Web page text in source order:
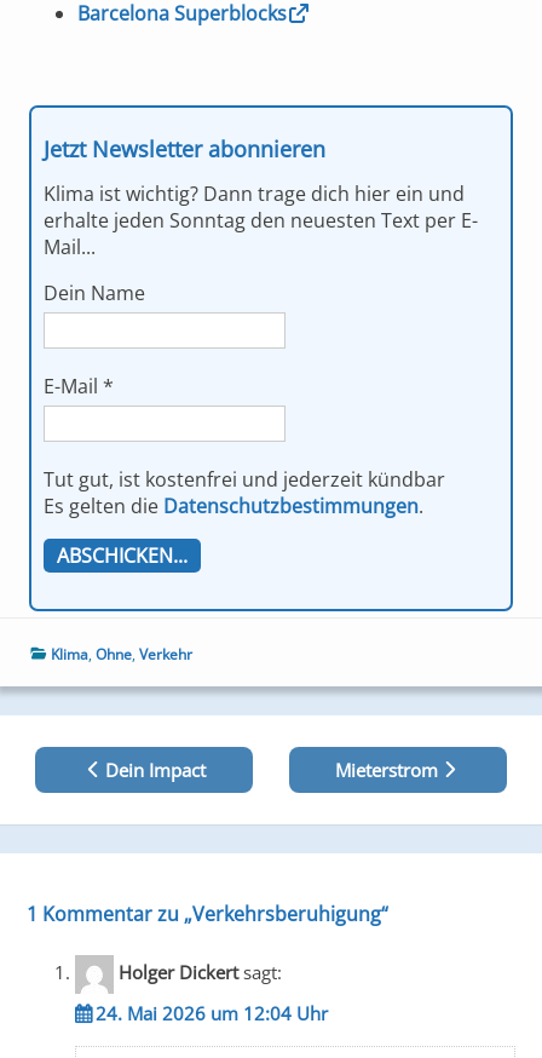
Barcelona Superblocks
Jetzt Newsletter abonnieren
Klima ist wichtig? Dann trage dich hier ein und
erhalte jeden Sonntag den neuesten Text per E-
Mail...
Dein Name
E-Mail *
Tut gut, ist kostenfrei und jederzeit kündbar
Es gelten die Datenschutzbestimmungen.
Klima,Ohne,Verkehr
Beitragsnavigation
Dein Impact Mieterstrom
1 Kommentar zu „Verkehrsberuhigung“
Holger Dickert sagt:
24. Mai 2026 um 12:04 Uhr